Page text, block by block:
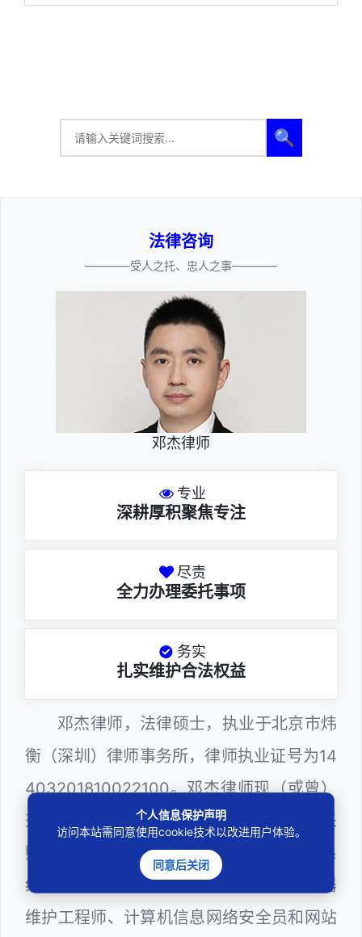
🔍
法律咨询
————受人之托、忠人之事————
邓杰律师
专业
深耕厚积聚焦专注
尽责
全力办理委托事项
务实
扎实维护合法权益
邓杰律师，法律硕士，执业于北京市炜
衡（深圳）律师事务所，律师执业证号为14
403201810022100。邓杰律师现（或曾）
兼任深圳市人民政府听证员、深圳市政府采
购评审专家（法律类），深圳市某区政府系
统公职律师、WEB前端开发和 WEB服务器
维护工程师、计算机信息网络安全员和网站
个人信息保护声明
访问本站需同意使用cookie技术以改进用户体验。
同意后关闭